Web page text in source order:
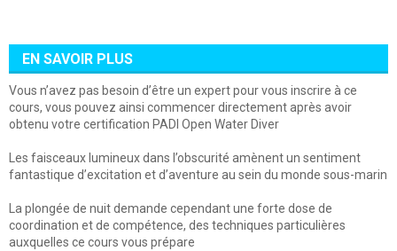
EN SAVOIR PLUS
Vous n’avez pas besoin d’être un expert pour vous inscrire à ce
cours, vous pouvez ainsi commencer directement après avoir
obtenu votre certification PADI Open Water Diver
Les faisceaux lumineux dans l’obscurité amènent un sentiment
fantastique d’excitation et d’aventure au sein du monde sous-marin
La plongée de nuit demande cependant une forte dose de
coordination et de compétence, des techniques particulières
auxquelles ce cours vous prépare